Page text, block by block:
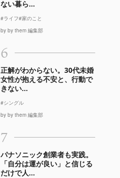
ない暮ら...
#ライフ#家のこと
by by them 編集部
6
正解がわからない。30代未婚
女性が抱える不安と、行動で
きない...
#シングル
by by them 編集部
7
パナソニック創業者も実践。
「自分は運が良い」と信じる
だけで人...